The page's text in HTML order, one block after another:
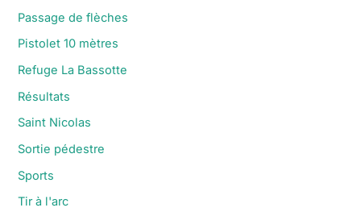
Passage de flèches
Pistolet 10 mètres
Refuge La Bassotte
Résultats
Saint Nicolas
Sortie pédestre
Sports
Tir à l'arc